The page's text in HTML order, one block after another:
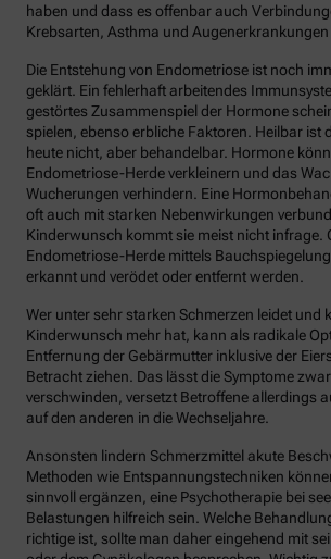
haben und dass es offenbar auch
Krebsarten, Asthma und Augenerkrankungen
Die Entstehung von Endometriose ist noch
geklärt. Ein fehlerhaft arbeitendes
gestörtes Zusammenspiel der Hormone
spielen, ebenso erbliche Faktoren. Heilbar ist
heute nicht, aber behandelbar. Hormone
Endometriose-Herde verkleinern und das
Wucherungen verhindern. Eine
oft auch mit starken Nebenwirkungen
Kinderwunsch kommt sie meist nicht infrage.
Endometriose-Herde mittels
erkannt und verödet oder entfernt werden.
Wer unter sehr starken Schmerzen leidet und
Kinderwunsch mehr hat, kann als radikale
Entfernung der Gebärmutter inklusive der
Betracht ziehen. Das lässt die Symptome
verschwinden, versetzt Betroffene allerdings
auf den anderen in die Wechseljahre.
Ansonsten lindern Schmerzmittel akute
Methoden wie Entspannungstechniken
sinnvoll ergänzen, eine Psychotherapie bei
Belastungen hilfreich sein. Welche
richtige ist, sollte man daher eingehend mit